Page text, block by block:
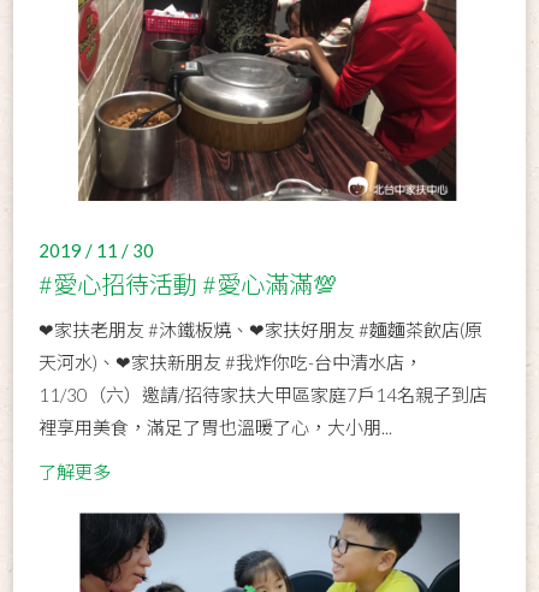
2019 / 11 / 30
#愛心招待活動 #愛心滿滿💯
❤家扶老朋友 #沐鐵板燒、❤家扶好朋友 #麵麵茶飲店(原
天河水)、❤家扶新朋友 #我炸你吃-台中清水店，
11/30（六）邀請/招待家扶大甲區家庭7戶14名親子到店
裡享用美食，滿足了胃也溫暖了心，大小朋...
了解更多